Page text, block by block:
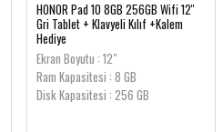
HONOR Pad 10 8GB 256GB Wifi 12''
Gri Tablet + Klavyeli Kılıf +Kalem
Hediye
Ekran Boyutu : 12"
Ram Kapasitesi : 8 GB
Disk Kapasitesi : 256 GB